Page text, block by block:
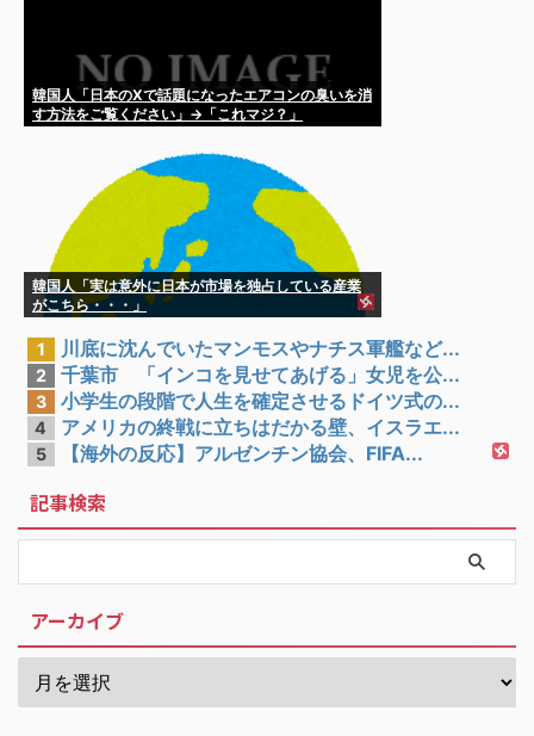
韓国人「日本のXで話題になったエアコンの臭いを消
す方法をご覧ください」→「これマジ？」
韓国人「実は意外に日本が市場を独占している産業
がこちら・・・」
1 川底に沈んでいたマンモスやナチス軍艦など...
2 千葉市 「インコを見せてあげる」女児を公...
3 小学生の段階で人生を確定させるドイツ式の...
4 アメリカの終戦に立ちはだかる壁、イスラエ...
5 【海外の反応】アルゼンチン協会、FIFA...
記事検索
アーカイブ